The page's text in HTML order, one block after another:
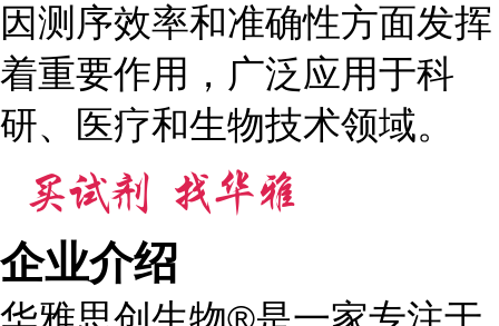
因测序效率和准确性方面发挥
着重要作用，广泛应用于科
研、医疗和生物技术领域。
企业介绍